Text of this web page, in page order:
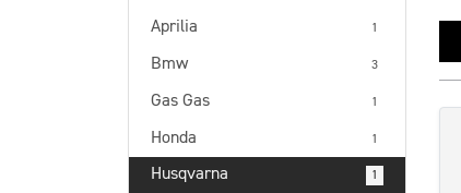
Aprilia 1
Bmw 3
Gas Gas 1
Honda 1
Husqvarna 1